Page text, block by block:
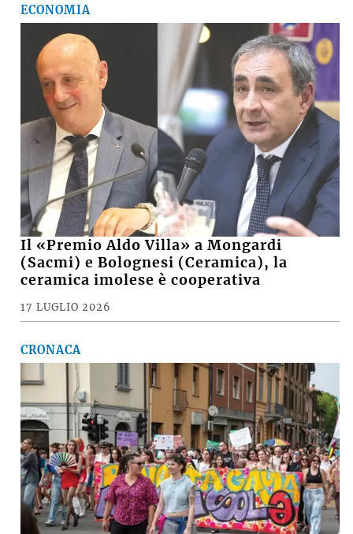
ECONOMIA
Il «Premio Aldo Villa» a Mongardi
(Sacmi) e Bolognesi (Ceramica), la
ceramica imolese è cooperativa
17 LUGLIO 2026
CRONACA